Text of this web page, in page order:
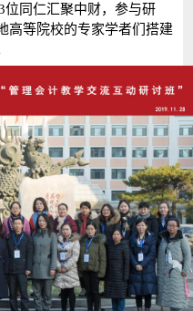
位同仁汇聚中财，参与研
高等院校的专家学者们搭建